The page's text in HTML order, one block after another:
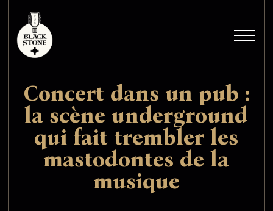
Concert dans un pub :
la scène underground
qui fait trembler les
mastodontes de la
musique